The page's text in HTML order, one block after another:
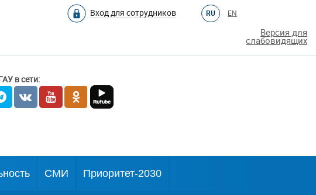
Вход для сотрудников RU EN
Версия для
слабовидящих
в сети:
СМИ Приоритет-2030